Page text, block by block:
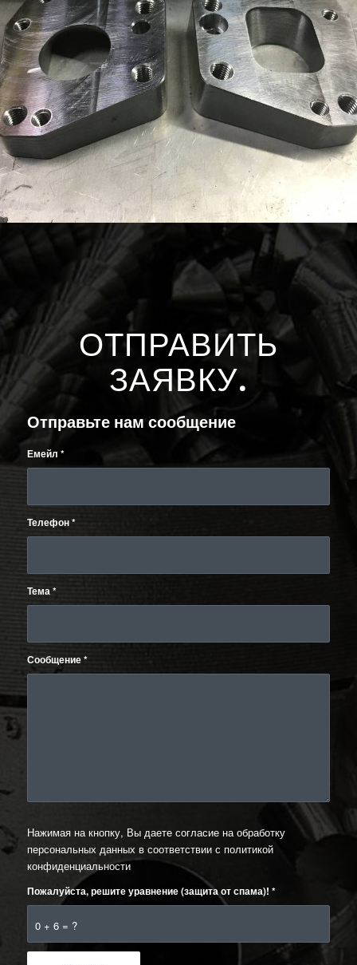
ОТПРАВИТЬ
ЗАЯВКУ.
Отправьте нам сообщение
Емейл *
Телефон*
Тема*
Сообщение*
Нажимая на кнопку, Вы даете согласие на обработку
персональных данных в соответствии с политикой
конфиденциальности
0 + 6 = ?
Пожалуйста, решите уравнение (защита от спама)! *